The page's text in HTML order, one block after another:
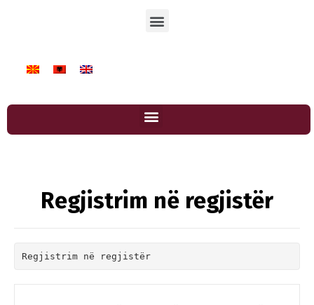
Regjistrim në regjistër
Regjistrim në regjistër